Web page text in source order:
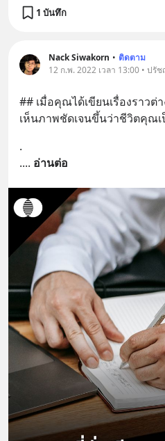
1 บันทึก
Nack Siwakorn • ติดตาม
12 ก.พ. 2022 เวลา 13:00 • ปรั
## เมื่อคุณได้เขียนเรื่องราวต่
เห็นภาพชัดเจนขึ้นว่าชีวิตคุณเ
.
.... อ่านต่อ